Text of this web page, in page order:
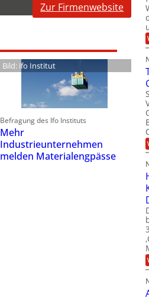
Zur Firmenwebsite
Bild: ifo Institut
Befragung des Ifo Instituts
Mehr
Industrieunternehmen
melden Materialengpässe